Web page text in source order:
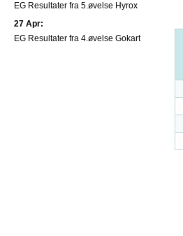
EG Resultater fra 5.øvelse Hyrox
27 Apr:
EG Resultater fra 4.øvelse Gokart